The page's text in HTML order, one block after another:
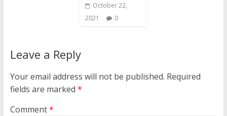
October 22,
2021
0
Leave a Reply
Your email address will not be published. Required
fields are marked *
Comment*